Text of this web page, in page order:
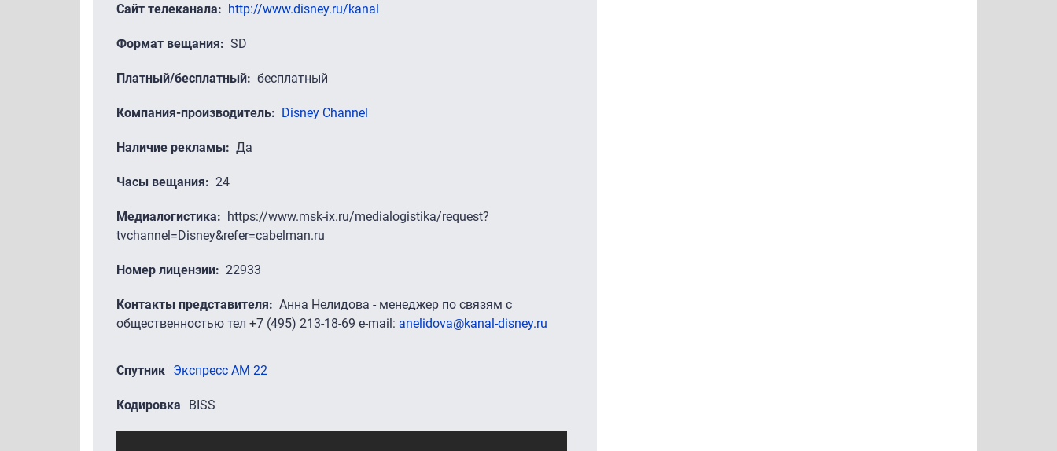
Сайт телеканала http://www.disney.ru/kanal
Формат вещания SD
Платный/бесплатный бесплатный
Компания-производитель Disney Channel
Наличие рекламы Да
Часы вещания 24
Медиалогистика
https://www.msk-ix.ru/medialogistika/request?
tvchannel=Disney&refer=cabelman.ru
Номер лицензии 22933
Контакты представителя
Анна Нелидова - менеджер по связям с
общественностью тел +7 (495) 213-18-69 e-mail: anelidova@kanal-disney.ru
Спутник Экспресс AM 22
Кодировка BISS